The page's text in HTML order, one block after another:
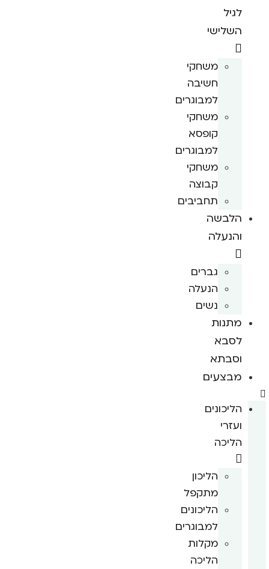
לגיל
השלישי
משחקי
חשיבה
למבוגרים
משחקי
קופסא
למבוגרים
משחקי
קבוצה
תחביבים
הלבשה
והנעלה
גברים
הנעלה
נשים
מתנות
לסבא
וסבתא
מבצעים
הליכונים
ועזרי
הליכה
הליכון
מתקפל
הליכונים
למבוגרים
מקלות
הליכה